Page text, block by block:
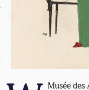
Musée